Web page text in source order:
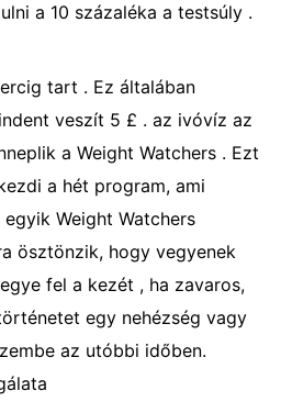
a 10 százaléka a testsúly .
tart . Ez általában
veszít 5 £ . az ivóvíz az
a Weight Watchers . Ezt
a hét program, ami
Weight Watchers
ösztönzik, hogy vegyenek
fel a kezét , ha zavaros,
egy nehézség vagy
az utóbbi időben.